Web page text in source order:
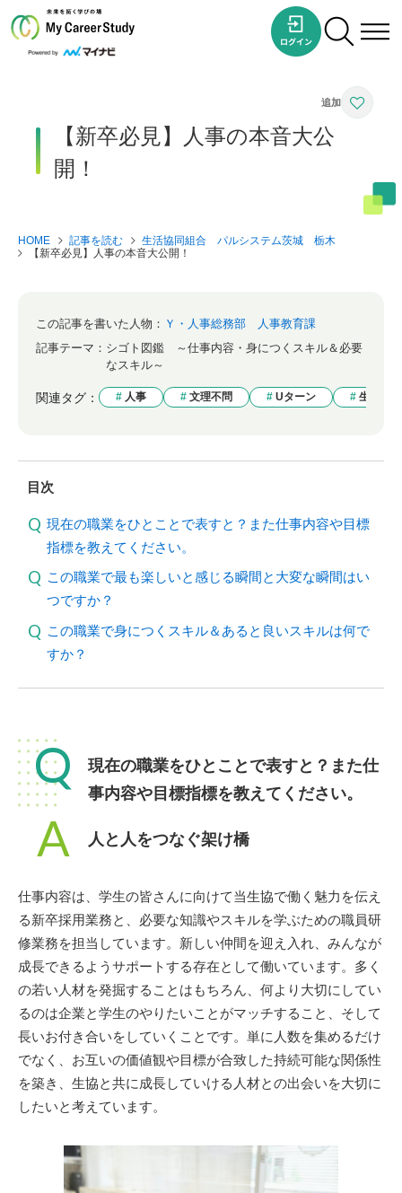
【新卒必見】人事の本音大公
開！
HOME 記事を読む
生活協同組合 パルシステム茨城 栃木
【新卒必見】人事の本音大公開！
この記事を書いた人物： Ｙ・人事総務部 人事教育課
記事テーマ： シゴト図鑑 ～仕事内容・身につくスキル＆必要
なスキル～
関連タグ： 人事 文理不問 Uターン 生協
目次
現在の職業をひとことで表すと？また仕事内容や目標
指標を教えてください。
この職業で最も楽しいと感じる瞬間と大変な瞬間はい
つですか？
この職業で身につくスキル＆あると良いスキルは何で
すか？
Q
現在の職業をひとことで表すと？また仕
事内容や目標指標を教えてください。
A 人と人をつなぐ架け橋
仕事内容は、学生の皆さんに向けて当生協で働く魅力を伝え
る新卒採用業務と、必要な知識やスキルを学ぶための職員研
修業務を担当しています。新しい仲間を迎え入れ、みんなが
成長できるようサポートする存在として働いています。多く
の若い人材を発掘することはもちろん、何より大切にしてい
るのは企業と学生のやりたいことがマッチすること、そして
長いお付き合いをしていくことです。単に人数を集めるだけ
でなく、お互いの価値観や目標が合致した持続可能な関係性
を築き、生協と共に成長していける人材との出会いを大切に
したいと考えています。